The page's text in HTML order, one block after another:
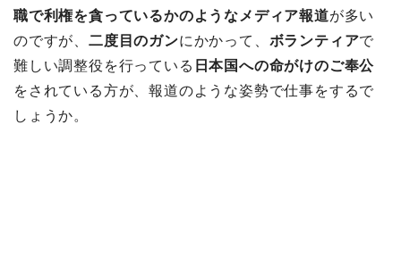
職で利権を貪っているかのようなメディア報道が多い
のですが、 二度目のガンにかかって、 ボランティアで
難しい調整役を行っている 日本国への命がけのご奉公
をされている方が、報道のような姿勢で仕事をするで
しょうか。